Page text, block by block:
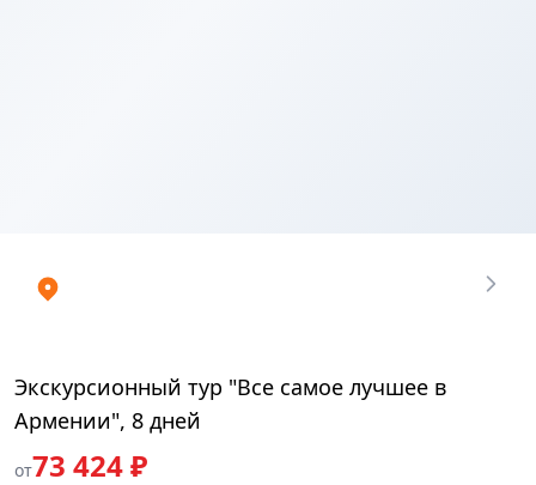
Экскурсионный тур "Все самое лучшее в
Армении", 8 дней
от73 424 ₽